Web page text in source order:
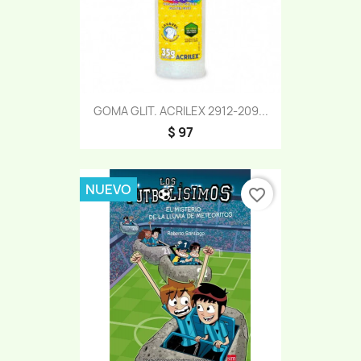
GOMA GLIT. ACRILEX 2912-209...
$ 97
NUEVO favorite_border